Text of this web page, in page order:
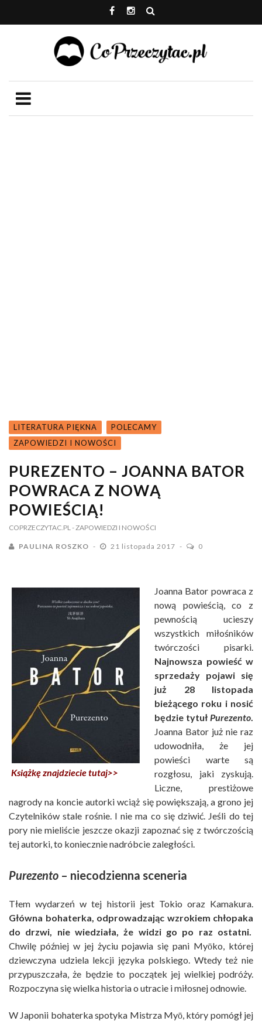
LITERATURA PIĘKNA
POLECAMY
ZAPOWIEDZI I NOWOŚCI
PUREZENTO – JOANNA BATOR
POWRACA Z NOWĄ
POWIEŚCIĄ!
COPRZECZYTAC.PL - ZAPOWIEDZI I NOWOŚCI
PAULINA ROSZKO 21 listopada 2017 0
Książkę znajdziecie tutaj>>
Joanna Bator powraca z
nową powieścią, co z
pewnością ucieszy
wszystkich miłośników
twórczości pisarki.
Najnowsza powieść w
sprzedaży pojawi się
już 28 listopada
bieżącego roku i nosić
będzie tytuł Purezento.
Joanna Bator już nie raz
udowodniła, że jej
powieści warte są
rozgłosu, jaki zyskują.
Liczne, prestiżowe
nagrody na koncie autorki wciąż się powiększają, a grono jej
Czytelników stale rośnie. I nie ma co się dziwić. Jeśli do tej
pory nie mieliście jeszcze okazji zapoznać się z twórczością
tej autorki, to koniecznie nadróbcie zaległości.
Purezento – niecodzienna sceneria
Tłem wydarzeń w tej historii jest Tokio oraz Kamakura.
Główna bohaterka, odprowadzając wzrokiem chłopaka
do drzwi, nie wiedziała, że widzi go po raz ostatni.
Chwilę później w jej życiu pojawia się pani Myōko, której
dziewczyna udziela lekcji języka polskiego. Wtedy też nie
przypuszczała, że będzie to początek jej wielkiej podróży.
Rozpoczyna się wielka historia o utracie i miłosnej odnowie.
W Japonii bohaterka spotyka Mistrza Myō, który pomógł jej